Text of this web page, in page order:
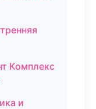
Комплекс
и